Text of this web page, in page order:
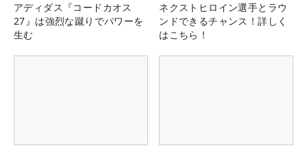
アディダス『コードカオス
27』は強烈な蹴りでパワーを
生む
ネクストヒロイン選手とラウ
ンドできるチャンス！詳しく
はこちら！